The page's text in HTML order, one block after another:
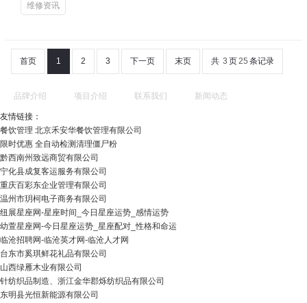
维修资讯
首页 1 2 3 下一页 末页 共 3 页25 条记录
品牌介绍 项目介绍 联系我们 新闻动态
友情链接：
餐饮管理 北京禾安华餐饮管理有限公司
限时优惠 全自动检测清理僵尸粉
黔西南州致远商贸有限公司
宁化县成复客运服务有限公司
重庆百彩东企业管理有限公司
温州市玥柯电子商务有限公司
纽展星座网-星座时间_今日星座运势_感情运势
幼萱星座网-今日星座运势_星座配对_性格和命运
临沧招聘网-临沧英才网-临沧人才网
台东市奚琪鲜花礼品有限公司
山西绿雁木业有限公司
针纺织品制造、浙江金华郡烁纺织品有限公司
东明县光恒新能源有限公司